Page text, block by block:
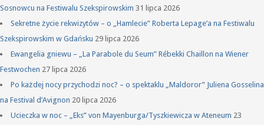
Sosnowcu na Festiwalu Szekspirowskim 31 lipca 2026
Sekretne życie rekwizytów – o „Hamlecie” Roberta Lepage’a na Festiwalu
Szekspirowskim w Gdańsku 29 lipca 2026
Ewangelia gniewu – „La Parabole du Seum” Rébekki Chaillon na Wiener
Festwochen 27 lipca 2026
Po każdej nocy przychodzi noc? – o spektaklu „Maldoror” Juliena Gosselina
na Festival d’Avignon 20 lipca 2026
Ucieczka w noc – „Eks” von Mayenburga/Tyszkiewicza w Ateneum 23